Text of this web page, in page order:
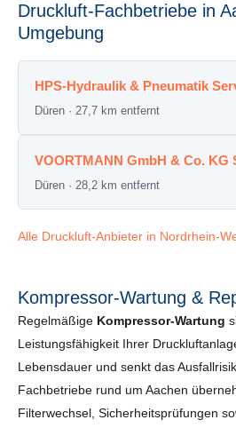
Druckluft-Fachbetriebe in
Umgebung
HPS-Hydraulik & Pneumatik
Düren · 27,7 km entfernt
VOORTMANN GmbH & Co.
Düren · 28,2 km entfernt
Alle Druckluft-Anbieter in Nordrhein-
Kompressor-Wartung &
Regelmäßige Kompressor-Wartung
Leistungsfähigkeit Ihrer
Lebensdauer und senkt das
Fachbetriebe rund um Aachen
Filterwechsel, Sicherheits­prüfungen